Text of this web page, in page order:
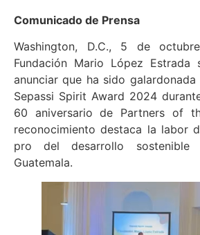
Comunicado de Prensa
Washington, D.C., 5 de
Fundación Mario López Estrada
anunciar que ha sido
Sepassi Spirit Award 2024
60 aniversario de Partners of
reconocimiento destaca la labor
pro del desarrollo
Guatemala.